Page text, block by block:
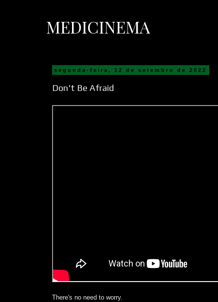
MEDICINEMA
segunda-feira, 12 de setembro de 2022
Don't Be Afraid
There's no need to worry.